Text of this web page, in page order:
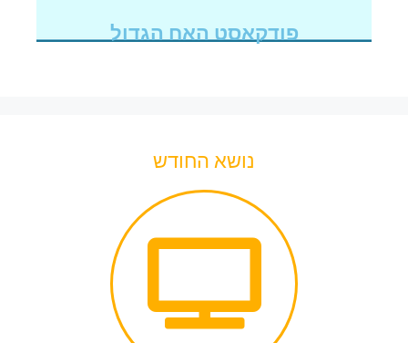
פודקאסט האח הגדול
נושא החודש